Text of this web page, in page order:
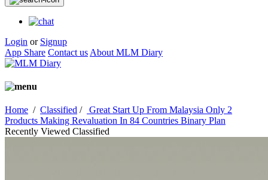
Login or Signup
App Share Contact us About MLM Diary
Home / Classified /
Great Start Up From Malaysia Only 2
Products Making Revaluation In 84 Countries Binary Plan
Recently Viewed Classified